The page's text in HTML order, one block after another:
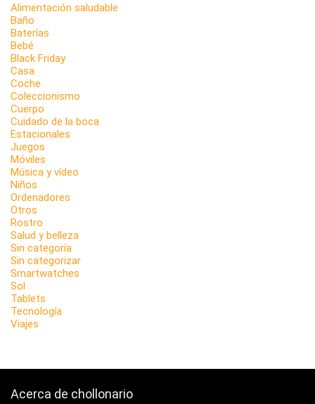
Alimentación saludable
Baño
Baterías
Bebé
Black Friday
Casa
Coche
Coleccionismo
Cuerpo
Cuidado de la boca
Estacionales
Juegos
Móviles
Música y vídeo
Niños
Ordenadores
Otros
Rostro
Salud y belleza
Sin categoría
Sin categorizar
Smartwatches
Sol
Tablets
Tecnología
Viajes
Acerca de chollonario